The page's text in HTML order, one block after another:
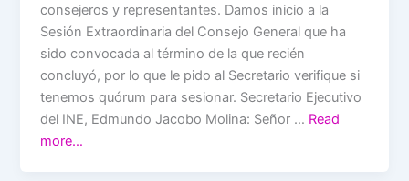
consejeros y representantes. Damos inicio a la
Sesión Extraordinaria del Consejo General que ha
sido convocada al término de la que recién
concluyó, por lo que le pido al Secretario verifique si
tenemos quórum para sesionar. Secretario Ejecutivo
del INE, Edmundo Jacobo Molina: Señor … Read
more…